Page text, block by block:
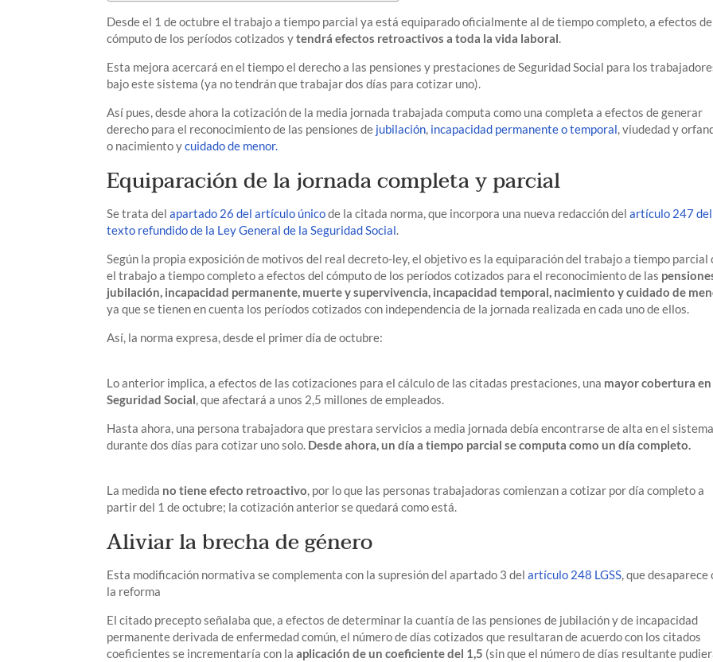
Desde el 1 de octubre el trabajo a tiempo parcial ya está equiparado oficialmente al de tiempo completo, a efectos
cómputo de los períodos cotizados ytendrá efectos retroactivos a toda la vida laboral.
Esta mejora acercará en el tiempo el derecho a las pensiones y prestaciones de Seguridad Social para los
bajo este sistema (ya no tendrán que trabajar dos días para cotizar uno).
Así pues, desde ahora la cotización de la media jornada trabajada computa como una completa a efectos de generar
derecho para el reconocimiento de las pensiones de jubilación, incapacidad permanente o temporal, viudedad y
o nacimiento ycuidado de menor.
Equiparación de la jornada completa y parcial
Se trata delapartado 26 del artículo únicode la citada norma, que incorpora una nueva redacción delartículo 247 del
texto refundido de la Ley General de la Seguridad Social.
Según la propia exposición de motivos del real decreto-ley, el objetivo es la equiparación del trabajo a tiempo parcial
el trabajo a tiempo completo a efectos del cómputo de los períodos cotizados para el reconocimiento de las
jubilación, incapacidad permanente, muerte y supervivencia, incapacidad temporal, nacimiento y cuidado de
ya que se tienen en cuenta los períodos cotizados con independencia de la jornada realizada en cada uno de ellos.
Así, la norma expresa, desde el primer día de octubre:
Lo anterior implica, a efectos de las cotizaciones para el cálculo de las citadas prestaciones, una mayor cobertura en
Seguridad Social, que afectará a unos 2,5 millones de empleados.
Hasta ahora, una persona trabajadora que prestara servicios a media jornada debía encontrarse de alta en el sistema
durante dos días para cotizar uno solo. Desde ahora, un día a tiempo parcial se computa como un día completo.
La medida no tiene efecto retroactivo, por lo que las personas trabajadoras comienzan a cotizar por día completo a
partir del 1 de octubre; la cotización anterior se quedará como está.
Aliviar la brecha de género
Esta modificación normativa se complementa con la supresión del apartado 3 delartículo 248 LGSS, que desaparece
la reforma
El citado precepto señalaba que, a efectos de determinar la cuantía de las pensiones de jubilación y de incapacidad
permanente derivada de enfermedad común, el número de días cotizados que resultaran de acuerdo con los citados
coeficientes se incrementaría con laaplicación de un coeficiente del 1,5 (sin que el número de días resultante